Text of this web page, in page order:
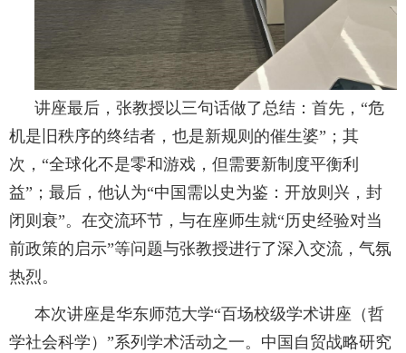
讲座最后，张教授以三句话做了总结：首先，“危
机是旧秩序的终结者，也是新规则的催生婆”；其
次，“全球化不是零和游戏，但需要新制度平衡利
益”；最后，他认为“中国需以史为鉴：开放则兴，封
闭则衰”。在交流环节，与在座师生就“历史经验对当
前政策的启示”等问题与张教授进行了深入交流，气氛
热烈。
本次讲座是华东师范大学“百场校级学术讲座（哲
学社会科学）”系列学术活动之一。中国自贸战略研究